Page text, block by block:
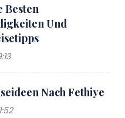
Besten
Und
Nach Fethiye